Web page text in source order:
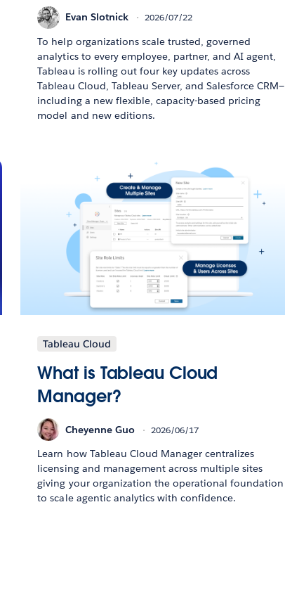
Evan Slotnick 2026/07/22
To help organizations scale trusted, governed
analytics to every employee, partner, and AI agent,
Tableau is rolling out four key updates across
Tableau Cloud, Tableau Server, and Salesforce CRM—
including a new flexible, capacity-based pricing
model and new editions.
Tableau Cloud
What is Tableau Cloud
Manager?
Cheyenne Guo 2026/06/17
Learn how Tableau Cloud Manager centralizes
licensing and management across multiple sites
giving your organization the operational foundation
to scale agentic analytics with confidence.